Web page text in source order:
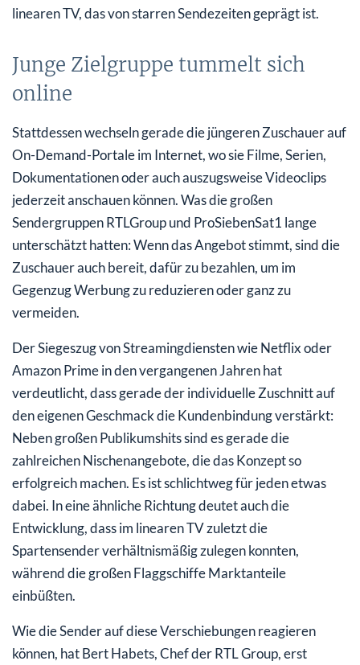
linearen TV, das von starren Sendezeiten geprägt ist.
Junge Zielgruppe tummelt sich
online
Stattdessen wechseln gerade die jüngeren Zuschauer auf
On-Demand-Portale im Internet, wo sie Filme, Serien,
Dokumentationen oder auch auszugsweise Videoclips
jederzeit anschauen können. Was die großen
Sendergruppen RTLGroup und ProSiebenSat1 lange
unterschätzt hatten: Wenn das Angebot stimmt, sind die
Zuschauer auch bereit, dafür zu bezahlen, um im
Gegenzug Werbung zu reduzieren oder ganz zu
vermeiden.
Der Siegeszug von Streamingdiensten wie Netflix oder
Amazon Prime in den vergangenen Jahren hat
verdeutlicht, dass gerade der individuelle Zuschnitt auf
den eigenen Geschmack die Kundenbindung verstärkt:
Neben großen Publikumshits sind es gerade die
zahlreichen Nischenangebote, die das Konzept so
erfolgreich machen. Es ist schlichtweg für jeden etwas
dabei. In eine ähnliche Richtung deutet auch die
Entwicklung, dass im linearen TV zuletzt die
Spartensender verhältnismäßig zulegen konnten,
während die großen Flaggschiffe Marktanteile
einbüßten.
Wie die Sender auf diese Verschiebungen reagieren
können, hat Bert Habets, Chef der RTL Group, erst